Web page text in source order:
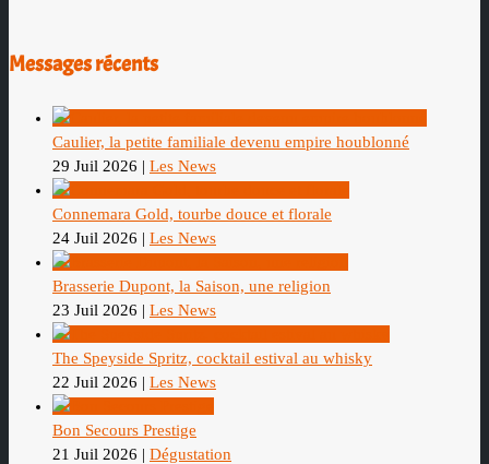
Messages récents
Caulier, la petite familiale devenu empire houblonné
29 Juil 2026 | Les News
Connemara Gold, tourbe douce et florale
24 Juil 2026 | Les News
Brasserie Dupont, la Saison, une religion
23 Juil 2026 | Les News
The Speyside Spritz, cocktail estival au whisky
22 Juil 2026 | Les News
Bon Secours Prestige
21 Juil 2026 | Dégustation